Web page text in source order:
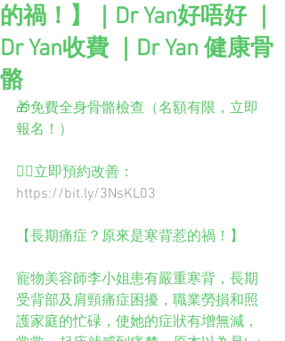
的禍！】｜Dr Yan好唔好 ｜
Dr Yan收費 ｜Dr Yan 健康骨
骼
🎁免費全身骨骼檢查（名額有限，立即
報名！）
👉🏻立即預約改善：
https://bit.ly/3NsKL03
【長期痛症？原來是寒背惹的禍！】
寵物美容師李小姐患有嚴重寒背，長期
受背部及肩頸痛症困擾，職業勞損和照
護家庭的忙碌，使她的症狀有增無減，